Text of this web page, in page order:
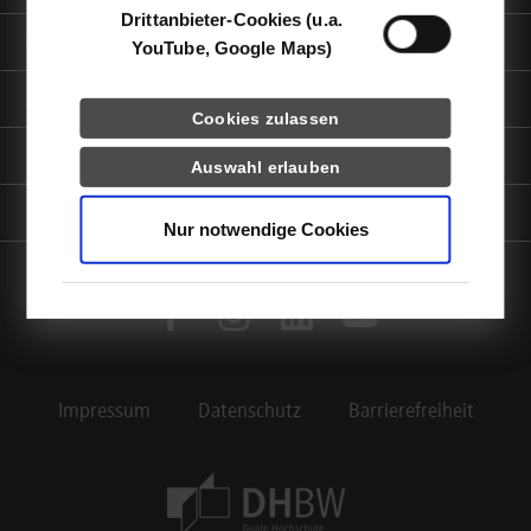
Drittanbieter-Cookies (u.a.
YouTube, Google Maps)
Cookies zulassen
Auswahl erlauben
Nur notwendige Cookies
Informationen für
Portale
facebookinstagramlinkedinyoutube
Impressum Datenschutz Barrierefreiheit